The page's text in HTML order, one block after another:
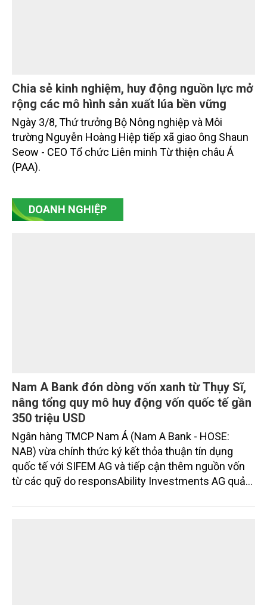
Chia sẻ kinh nghiệm, huy động nguồn lực mở
rộng các mô hình sản xuất lúa bền vững
Ngày 3/8, Thứ trưởng Bộ Nông nghiệp và Môi
trường Nguyễn Hoàng Hiệp tiếp xã giao ông Shaun
Seow - CEO Tổ chức Liên minh Từ thiện châu Á
(PAA).
DOANH NGHIỆP
Nam A Bank đón dòng vốn xanh từ Thụy Sĩ,
nâng tổng quy mô huy động vốn quốc tế gần
350 triệu USD
Ngân hàng TMCP Nam Á (Nam A Bank - HOSE:
NAB) vừa chính thức ký kết thỏa thuận tín dụng
quốc tế với SIFEM AG và tiếp cận thêm nguồn vốn
từ các quỹ do responsAbility Investments AG quản
thu hút thành công từ đầu năm đến nay lên gần 350